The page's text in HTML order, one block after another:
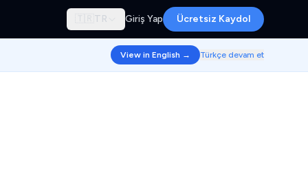
🇹🇷 TR Giriş Yap Ücretsiz Kaydol
View in English → Türkçe devam et